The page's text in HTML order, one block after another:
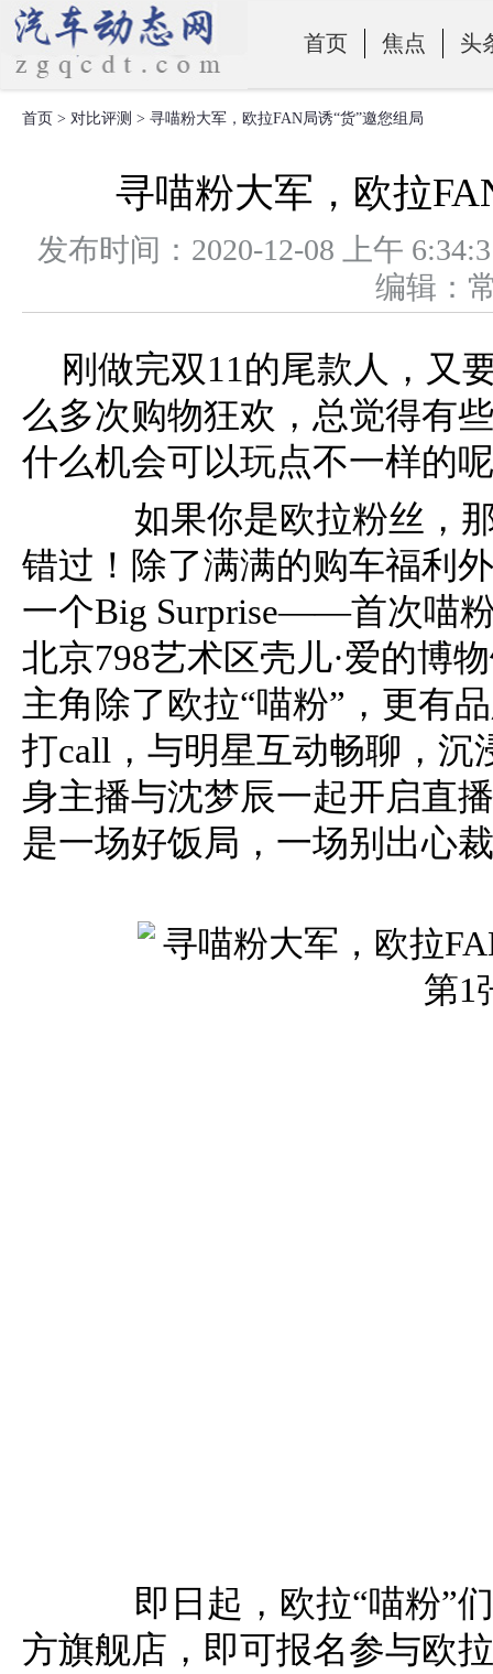
首页 焦点 头
零部件
首页 > 对比评测 > 寻喵粉大军，欧拉FAN局诱“货”邀您组局
寻喵粉大军，欧拉
发布时间：2020-12-08 上午
编辑
刚做完双11的尾款人，又
么多次购物狂欢，总觉得有
什么机会可以玩点不一样的
如果你是欧拉粉丝，那
错过！除了满满的购车福利
一个Big Surprise——首次喵
北京798艺术区壳儿·爱的博
主角除了欧拉“喵粉”，更有
打call，与明星互动畅聊，
身主播与沈梦辰一起开启直
是一场好饭局，一场别出心
即日起，欧拉“喵粉”们
方旗舰店，即可报名参与欧